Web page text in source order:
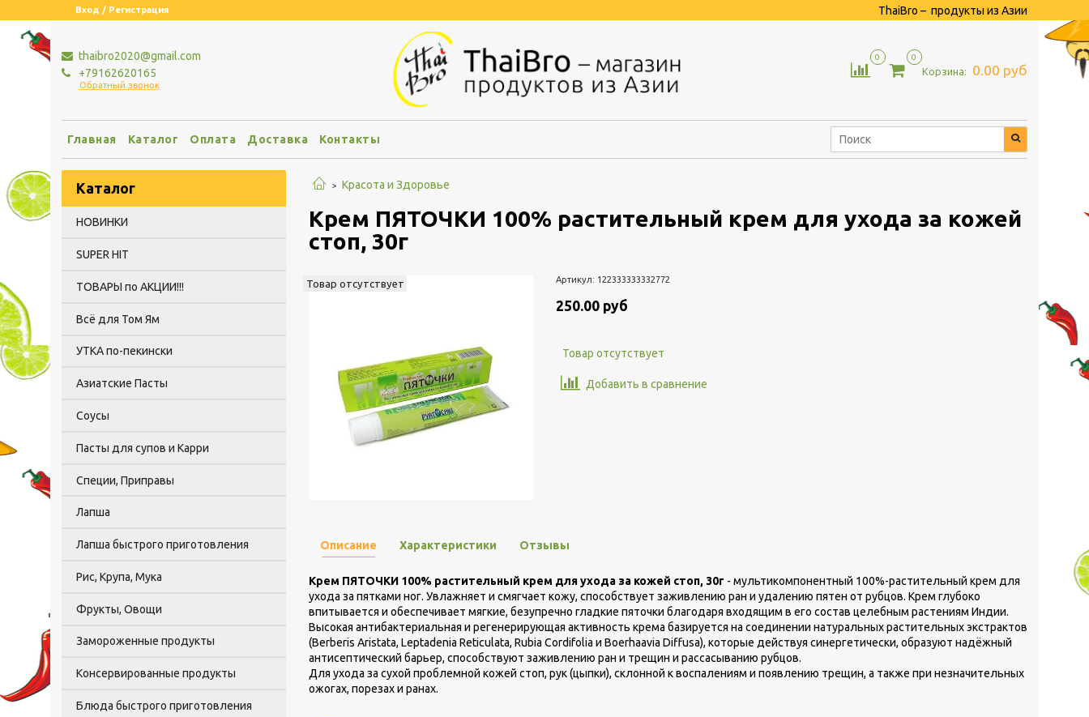
Вход / Регистрация ThaiBro – продукты из Азии
thaibro2020@gmail.com
+79162620165
Обратный звонок
0 0
Корзина: 0.00 руб
Главная Каталог Оплата Доставка Контакты
Красота и Здоровье
Крем ПЯТОЧКИ 100% растительный крем для ухода за кожей
стоп, 30г
Товар отсутствует Артикул: 122333333332772
250.00 руб
Товар отсутствует
Добавить в сравнение
Описание
Крем ПЯТОЧКИ 100% растительный крем для ухода за кожей стоп, 30г - мультикомпонентный 100%-растительный крем для
ухода за пятками ног. Увлажняет и смягчает кожу, способствует заживлению ран и удалению пятен от рубцов. Крем глубоко
впитывается и обеспечивает мягкие, безупречно гладкие пяточки благодаря входящим в его состав целебным растениям Индии.
Высокая антибактериальная и регенерирующая активность крема базируется на соединении натуральных растительных экстрактов
(Berberis Aristata, Leptadenia Reticulata, Rubia Cordifolia и Boerhaavia Diffusa), которые действуя синергетически, образуют надёжный
антисептический барьер, способствуют заживлению ран и трещин и рассасыванию рубцов.
Для ухода за сухой проблемной кожей стоп, рук (цыпки), склонной к воспалениям и появлению трещин, а также при незначительных
ожогах, порезах и ранах.
Характеристики Отзывы
Каталог
НОВИНКИ
SUPER HIT
ТОВАРЫ по АКЦИИ!!!
Всё для Том Ям
УТКА по-пекински
Азиатские Пасты
Соусы
Пасты для супов и Карри
Специи, Приправы
Лапша
Лапша быстрого приготовления
Рис, Крупа, Мука
Фрукты, Овощи
Замороженные продукты
Консервированные продукты
Блюда быстрого приготовления